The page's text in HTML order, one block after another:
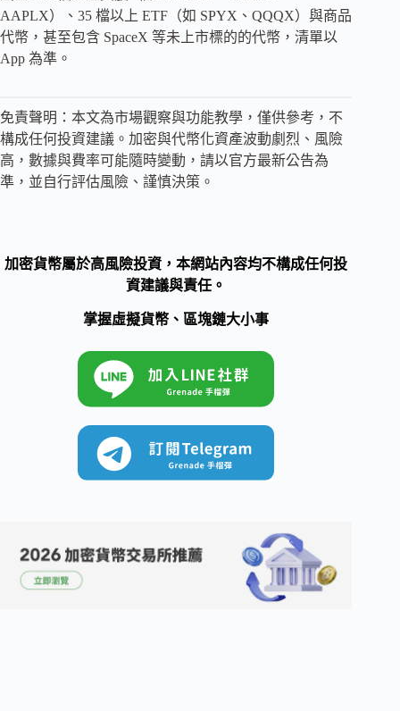
AAPLX）、35 檔以上 ETF（如 SPYX、QQQX）與商品
代幣，甚至包含 SpaceX 等未上市標的的代幣，清單以
App 為準。
免責聲明：本文為市場觀察與功能教學，僅供參考，不
構成任何投資建議。加密與代幣化資產波動劇烈、風險
高，數據與費率可能隨時變動，請以官方最新公告為
準，並自行評估風險、謹慎決策。
加密貨幣屬於高風險投資，本網站內容均不構成任何投
資建議與責任。
掌握虛擬貨幣、區塊鏈大小事